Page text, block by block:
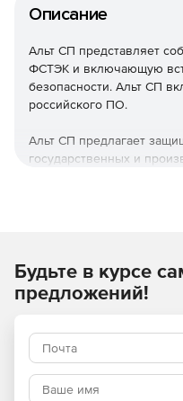
Описание
Альт СП представляет
ФСТЭК и включающую
безопасности. Альт СП
российского ПО.
Альт СП предлагает
государственных и
рабочих станций со
средствами защиты
Работа на
разном
Будьте в курсе
предложений!